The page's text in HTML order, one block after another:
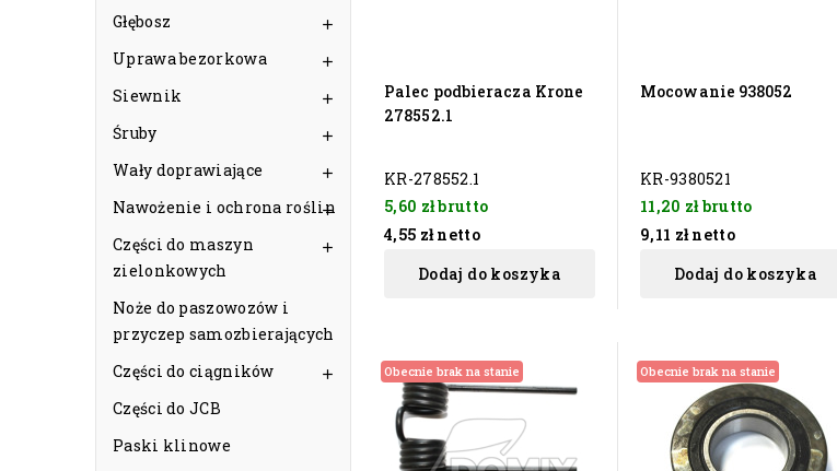
Głębosz 
Uprawa bezorkowa 
Siewnik 
Śruby 
Wały doprawiające 
Nawożenie i ochrona roślin

Części do maszyn
zielonkowych

Noże do paszowozów i
przyczep samozbierających
Części do ciągników

Części do JCB
Paski klinowe
Palec podbieracza Krone
278552.1
KR-278552.1
5,60 złbrutto
4,55 zł netto
Dodaj do koszyka
Mocowanie 938052
KR-9380521
11,20 złbrutto
9,11 zł netto
Dodaj do koszyka
Obecnie brak na stanie Obecnie brak na stanie